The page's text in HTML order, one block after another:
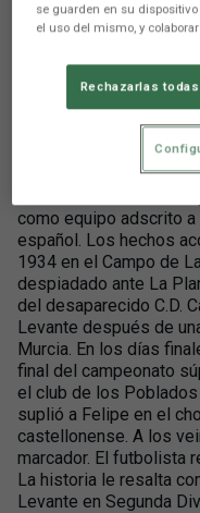
Montañés anota el
Segunda División
como equipo adscrito
español. Los hechos
1934 en el Campo de
despiadado ante La
del desaparecido C.D.
Levante después de
Murcia. En los días
final del campeonato
el club de los
suplió a Felipe en el
castellonense. A los
marcador. El futbolista
La historia le resalta
Levante en Segunda
se guarden en su
el uso del mismo, y
Rechazarlas todas